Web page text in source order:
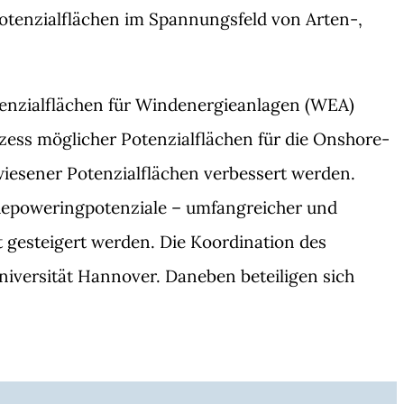
im Spannungsfeld von Arten-,
für Windenergieanlagen (WEA)
möglicher Potenzialflächen für die Onshore-
Potenzialflächen verbessert werden.
– umfangreicher und
werden. Die Koordination des
Hannover. Daneben beteiligen sich